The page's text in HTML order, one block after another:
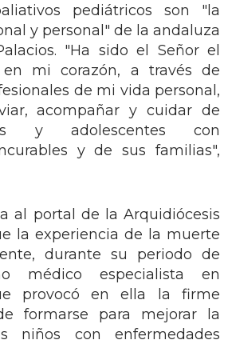
pediátricos son "la
y personal" de la andaluza
"Ha sido el Señor el
mi corazón, a través de
de mi vida personal,
acompañar y cuidar de
y adolescentes con
y de sus familias",
al portal de la Arquidiócesis
la experiencia de la muerte
durante su periodo de
médico especialista en
provocó en ella la firme
formarse para mejorar la
niños con enfermedades